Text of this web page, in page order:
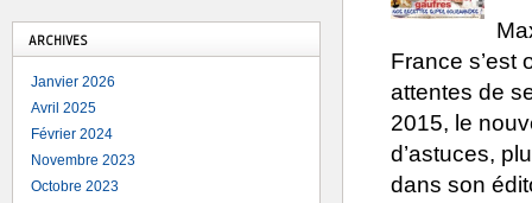
France s’est
attentes de
2015, le
d’astuces,
dans son
ARCHIVES
Janvier 2026
Avril 2025
Février 2024
Novembre 2023
Octobre 2023